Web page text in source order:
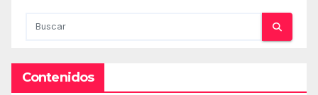
Contenidos